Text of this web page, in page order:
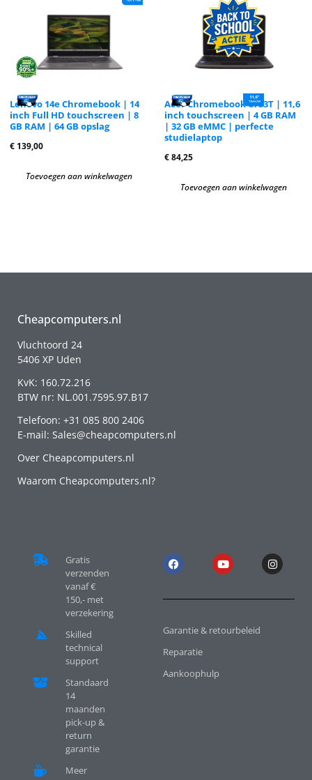
Lenovo 14e Chromebook | 14
inch Full HD touchscreen | 8
GB RAM | 64 GB opslag
€ 139,00
Toevoegen aan winkelwagen
Acer Chromebook C733T | 11,6
inch touchscreen | 4 GB RAM
| 32 GB eMMC | perfecte
studielaptop
€84,25
Toevoegen aan winkelwagen
Cheapcomputers.nl
Vluchtoord 24
5406 XP Uden
KvK: 160.72.216
BTW nr: NL.001.7595.97.B17
Telefoon: +31 085 800 2406
E-mail: Sales@cheapcomputers.nl
Over Cheapcomputers.nl
Waarom Cheapcomputers.nl?
Gratis
verzenden
vanaf €
150,- met
verzekering
Skilled
technical
support
Standaard
14
maanden
pick-up &
return
garantie
Meer
Garantie & retourbeleid
Reparatie
Aankoophulp